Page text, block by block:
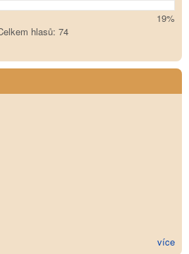
19%
hlasů: 74
více